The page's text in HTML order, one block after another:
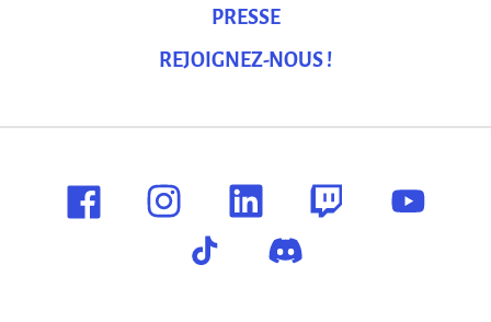
PRESSE
REJOIGNEZ-NOUS !